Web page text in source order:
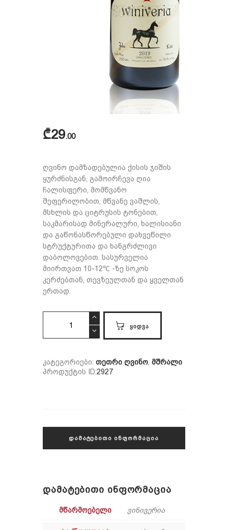
₾29 00
ღვინო დამზადებულია ქისის ჯიშის
ყურძნისგან, გამოირჩევა ღია
ჩალისფერი, მომწვანო
შეფერილობით, მწვანე ვაშლის,
მსხლის და ციტრუსის ტონებით,
საკმარისად მინერალური, ხალისიანი
და გაწონასწორებული დახვეწილი
სტრუქტურითა და ხანგრძლივი
დაბოლოვებით. სასურველია
მიირთვათ 10-12℃ -ზე სოკოს
კერძებთან, თევზეულთან და ყველთან
ერთად.
კლასიკური
quantity
ᲧᲘᲓᲕᲐ
კატეგორიები: თეთრი ღვინო მშრალი
პროდუქტის ID:2927
ᲓᲐᲛᲐᲢᲔᲑᲘᲗᲘ ᲘᲜᲤᲝᲠᲛᲐᲪᲘᲐ
ᲓᲐᲛᲐᲢᲔᲑᲘᲗᲘ ᲘᲜᲤᲝᲠᲛᲐᲪᲘᲐ
ᲛᲬᲐᲠᲛᲝᲔᲑᲔᲚᲘ ვინივერია